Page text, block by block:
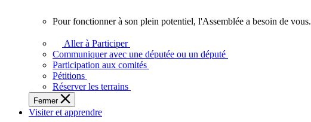
Ontariens.
fonctionner
plein
potentiel,
l'Assemblée
a
besoin
Pour fonctionner à son plein potentiel, l'Assemblée a besoin de vous.
Aller à Participer
Communiquer avec une députée ou un député
Participation aux comités
Pétitions
Réserver les terrains
Fermer
Visiter et apprendre